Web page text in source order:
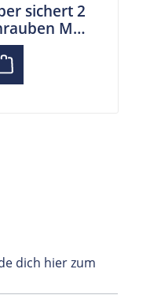
sichert 2
M5
dich hier zum